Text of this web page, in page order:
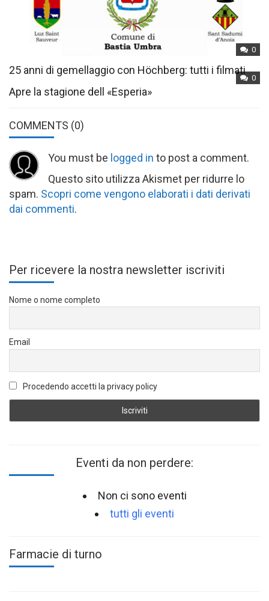
0
25 anni di gemellaggio con Höchberg: tutti i filmati
0
Apre la stagione dell «Esperia»
COMMENTS (0)
You must be logged in to post a comment.
Questo sito utilizza Akismet per ridurre lo
spam. Scopri come vengono elaborati i dati derivati
dai commenti.
Per ricevere la nostra newsletter iscriviti
Nome o nome completo
Email
Procedendo accetti la privacy policy
Eventi da non perdere:
Non ci sono eventi
tutti gli eventi
Farmacie di turno